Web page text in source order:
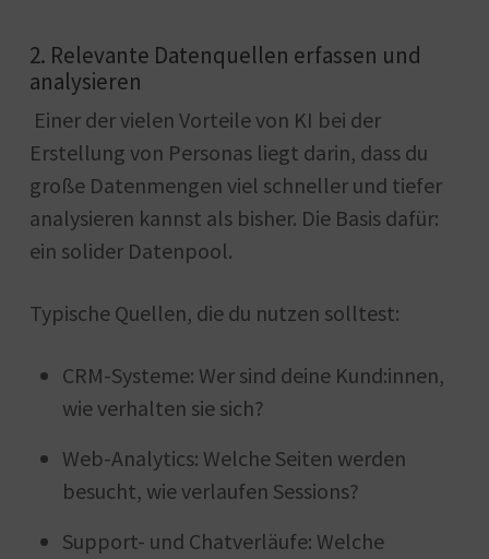
2. Relevante Datenquellen erfassen und
analysieren
Einer der vielen Vorteile von KI bei der
Erstellung von Personas liegt darin, dass du
große Datenmengen viel schneller und tiefer
analysieren kannst als bisher. Die Basis dafür:
ein solider Datenpool.
Typische Quellen, die du nutzen solltest:
CRM-Systeme: Wer sind deine Kund:innen,
wie verhalten sie sich?
Web-Analytics: Welche Seiten werden
besucht, wie verlaufen Sessions?
Support- und Chatverläufe: Welche